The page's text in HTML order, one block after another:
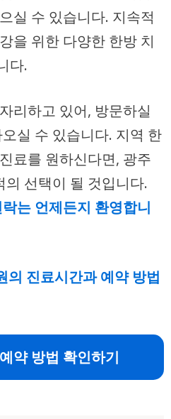
실 수 있습니다. 지속적
을 위한 다양한 한방 치
다.
리하고 있어, 방문하실
실 수 있습니다. 지역 한
료를 원하신다면, 광주
선택이 될 것입니다.
는 언제든지 환영합니
의 진료시간과 예약 방법
약 방법 확인하기